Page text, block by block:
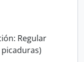
Regular